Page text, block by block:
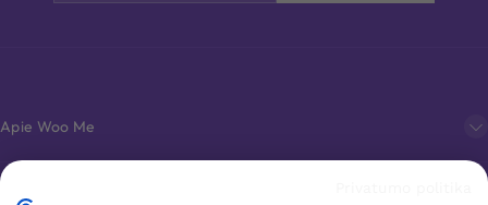
Apie Woo Me
Klientų aptarnavimas